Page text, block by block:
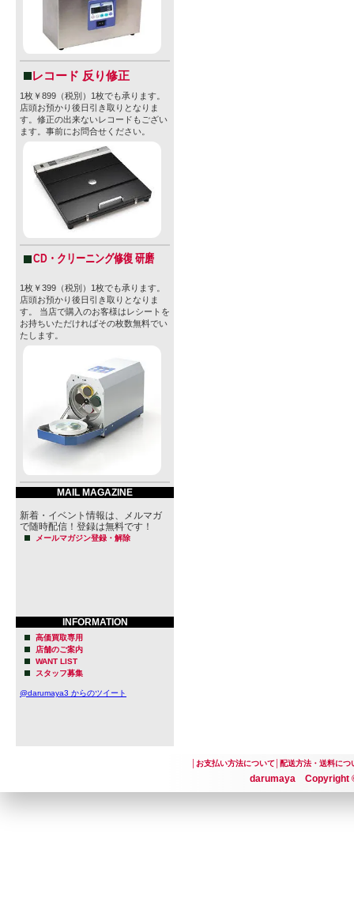
レコード 反り修正
1枚￥899（税別）1枚でも承ります。
店頭お預かり後日引き取りとなりま
す。修正の出来ないレコードもござい
ます。事前にお問合せください。
CD・クリーニング修復 研磨
1枚￥399（税別）1枚でも承ります。
店頭お預かり後日引き取りとなりま
す。 当店で購入のお客様はレシートを
お持ちいただければその枚数無料でい
たします。
MAIL MAGAZINE
新着・イベント情報は、メルマガ
で随時配信！登録は無料です！
メールマガジン登録・解除
INFORMATION
高価買取専用
店舗のご案内
WANT LIST
スタッフ募集
@darumaya3 からのツイート
お支払い方法について│ 配送方法・送料につ
darumaya Copyright